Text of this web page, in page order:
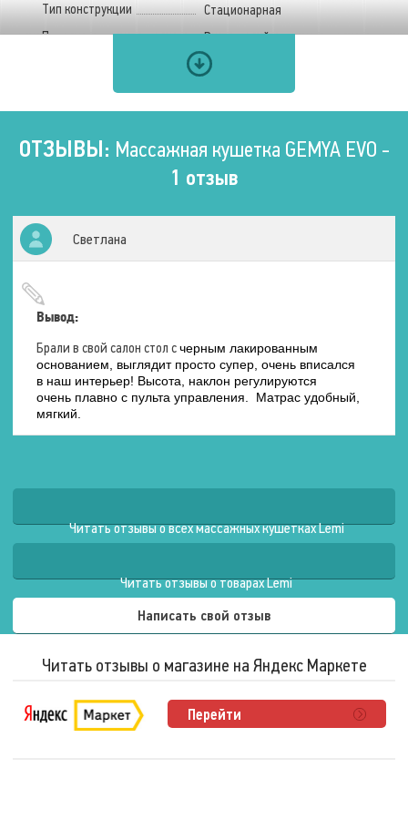
Тип конструкции
Стационарная
Подлокотники изголовья
Встроенный
Под заказ
Подлокотники ложа
Встроенный
Используемые материалы
Материал обивки
Длина
Ширина
75 см.
До 65 см
ОТЗЫВЫ: Массажная кушетка GEMYA EVO -
1 отзыв
Светлана
Вывод:
Брали в свой салон стол счерным лакированным
основанием, выглядит просто супер, очень вписался
в наш интерьер! Высота, наклон регулируются
очень плавно с пульта управления. Матрас удобный,
мягкий.
Читать отзывы о всех массажных кушетках Lemi
Читать отзывы о товарах Lemi
Написать свой отзыв
Читать отзывы о магазине на Яндекс Маркете
Перейти